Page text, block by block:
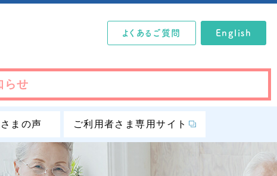
よくあるご質問 English
らせ
まの声 ご利用者さま専用サイト